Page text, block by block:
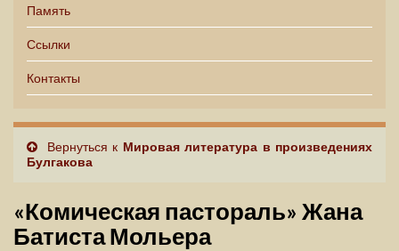
Память
Ссылки
Контакты
Вернуться к Мировая литература в произведениях
Булгакова
«Комическая пастораль» Жана
Батиста Мольера